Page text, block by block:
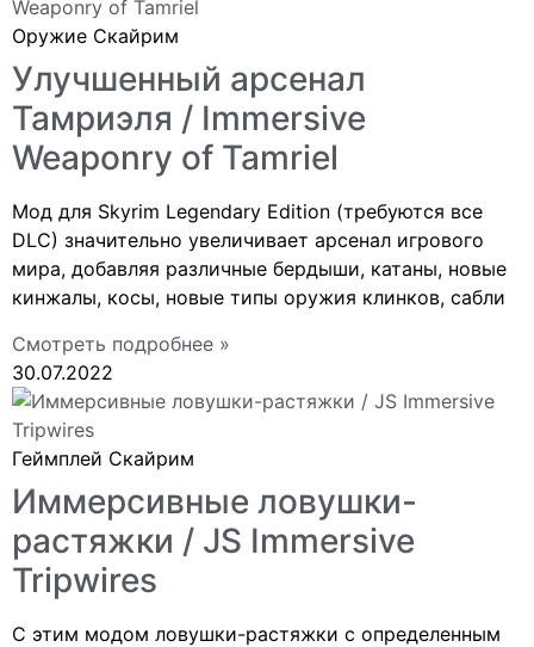
Оружие Скайрим
Улучшенный арсенал
Тамриэля / Immersive
Weaponry of Tamriel
Мод для Skyrim Legendary Edition (требуются все
DLC) значительно увеличивает арсенал игрового
мира, добавляя различные бердыши, катаны, новые
кинжалы, косы, новые типы оружия клинков, сабли
Смотреть подробнее »
30.07.2022
Геймплей Скайрим
Иммерсивные ловушки-
растяжки / JS Immersive
Tripwires
С этим модом ловушки-растяжки с определенным